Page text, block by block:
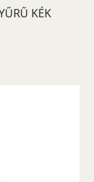
KÉK